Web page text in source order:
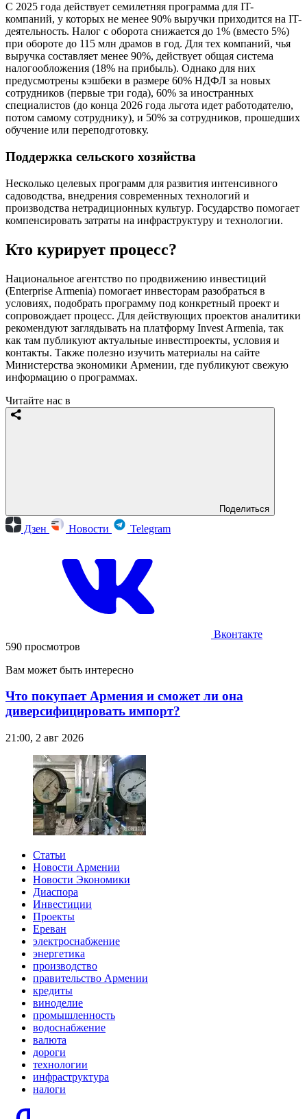
С 2025 года действует семилетняя программа для IT-
компаний, у которых не менее 90% выручки приходится на IT-
деятельность. Налог с оборота снижается до 1% (вместо 5%)
при обороте до 115 млн драмов в год. Для тех компаний, чья
выручка составляет менее 90%, действует общая система
налогообложения (18% на прибыль). Однако для них
предусмотрены кэшбеки в размере 60% НДФЛ за новых
сотрудников (первые три года), 60% за иностранных
специалистов (до конца 2026 года льгота идет работодателю,
потом самому сотруднику), и 50% за сотрудников, прошедших
обучение или переподготовку.
Поддержка сельского хозяйства
Несколько целевых программ для развития интенсивного
садоводства, внедрения современных технологий и
производства нетрадиционных культур. Государство помогает
компенсировать затраты на инфраструктуру и технологии.
Кто курирует процесс?
Национальное агентство по продвижению инвестиций
(Enterprise Armenia) помогает инвесторам разобраться в
условиях, подобрать программу под конкретный проект и
сопровождает процесс. Для действующих проектов аналитики
рекомендуют заглядывать на платформу Invest Armenia, так
как там публикуют актуальные инвестпроекты, условия и
контакты. Также полезно изучить материалы на сайте
Министерства экономики Армении, где публикуют свежую
информацию о программах.
Читайте нас в
Поделиться
Дзен Новости Telegram
Вконтакте
590 просмотров
Вам может быть интересно
Что покупает Армения и сможет ли она
диверсифицировать импорт?
21:00, 2 авг 2026
Статьи
Новости Армении
Новости Экономики
Диаспора
Инвестиции
Проекты
Ереван
электроснабжение
энергетика
производство
правительство Армении
кредиты
виноделие
промышленность
водоснабжение
валюта
дороги
технологии
инфраструктура
налоги